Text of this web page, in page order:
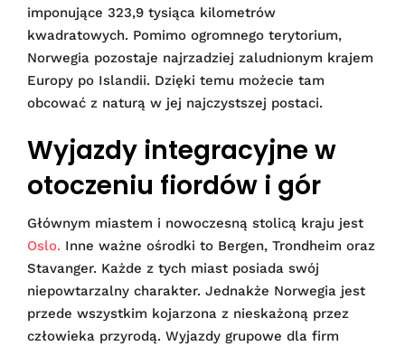
imponujące 323,9 tysiąca kilometrów
kwadratowych. Pomimo ogromnego terytorium,
Norwegia pozostaje najrzadziej zaludnionym krajem
Europy po Islandii. Dzięki temu możecie tam
obcować z naturą w jej najczystszej postaci.
Wyjazdy integracyjne w
otoczeniu fiordów i gór
Głównym miastem i nowoczesną stolicą kraju jest
Oslo. Inne ważne ośrodki to Bergen, Trondheim oraz
Stavanger. Każde z tych miast posiada swój
niepowtarzalny charakter. Jednakże Norwegia jest
przede wszystkim kojarzona z nieskażoną przez
człowieka przyrodą. Wyjazdy grupowe dla firm